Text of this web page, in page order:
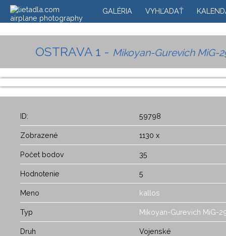
GALÉRIA VYHĽADAŤ
OSTRAVA 1 - Mikoyan-Gurevich MiG-
ID: 59798
Zobrazené 1130 x
Počet bodov 35
Hodnotenie 5
Meno kallos
Typ Mikoyan-Gurevich MiG-
Druh Vojenské